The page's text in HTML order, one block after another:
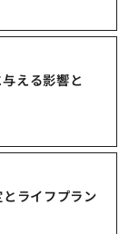
える影響と
ライフプラン